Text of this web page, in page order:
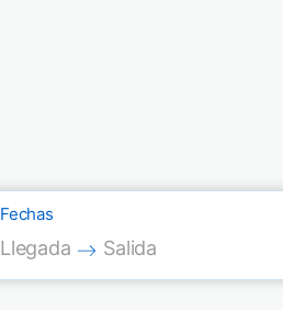
Fechas
Press the down arrow key to
Llegada
Press the down
Salida